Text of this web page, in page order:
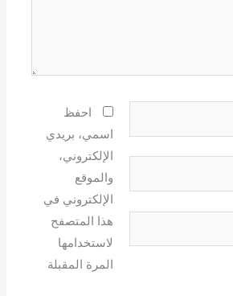
احفظ
اسمي، بريدي
الإلكتروني،
والموقع
الإلكتروني في
هذا المتصفح
لاستخدامها
المرة المقبلة